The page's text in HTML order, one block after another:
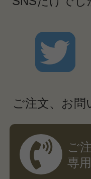
ご注文、お
ご
専